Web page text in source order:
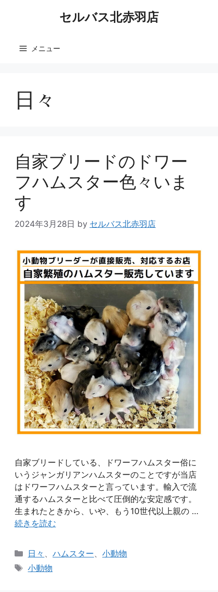
セルバス北赤羽店
メニュー
日々
自家ブリードのドワー
フハムスター色々いま
す
2024年3月28日 by セルバス北赤羽店
自家ブリードしている、ドワーフハムスター俗に
いうジャンガリアンハムスターのことですが当店
はドワーフハムスターと言っています。輸入で流
通するハムスターと比べて圧倒的な安定感です。
生まれたときから、いや、もう10世代以上親の …
続きを読む
カ
テ
ゴ
日々 、ハムスター、小動物
タ
小動物